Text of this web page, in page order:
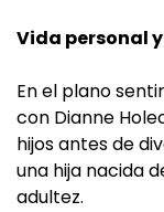
Vida personal
En el plano
con Dianne
hijos antes de
una hija nacida
adultez.